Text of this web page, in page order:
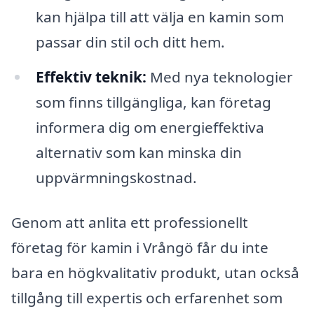
kan hjälpa till att välja en kamin som
passar din stil och ditt hem.
Effektiv teknik: Med nya teknologier
som finns tillgängliga, kan företag
informera dig om energieffektiva
alternativ som kan minska din
uppvärmningskostnad.
Genom att anlita ett professionellt
företag för kamin i Vrångö får du inte
bara en högkvalitativ produkt, utan också
tillgång till expertis och erfarenhet som